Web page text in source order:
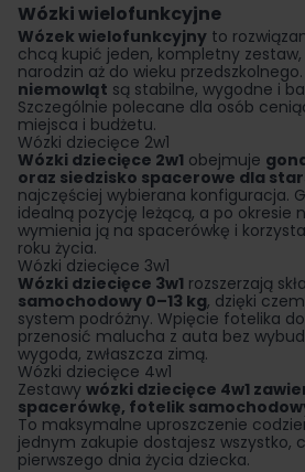
Wózki wielofunkcyjne
Wózek wielofunkcyjny to
chcą kupić jeden, kompletny zestaw,
narodzin aż do wieku
niemowląt są stabilne, wygodne i
Szczególnie polecane dla osób
miejsca i budżetu.
Wózki dziecięce 2w1
Wózki dziecięce 2w1 obejmuje
oraz siedzisko spacerowe dla
najczęściej wybierana konfiguracja.
idealną pozycję leżącą, a po okresie
wymienia ją na spacerówkę i
roku życia.
Wózki dziecięce 3w1
Wózki dziecięce 3w1 rozszerzają
samochodowy 0–13 kg, dzięki
system podróżny. Wpięcie fotelika
przenosić malucha z auta bez
wygoda, zwłaszcza zimą.
Wózki dziecięce 4w1
Zestawy wózki dziecięce 4w1
spacerówkę, fotelik
To maksymalne uproszczenie
jednym zakupie dostajesz wszystko,
pierwszego dnia życia dziecka.